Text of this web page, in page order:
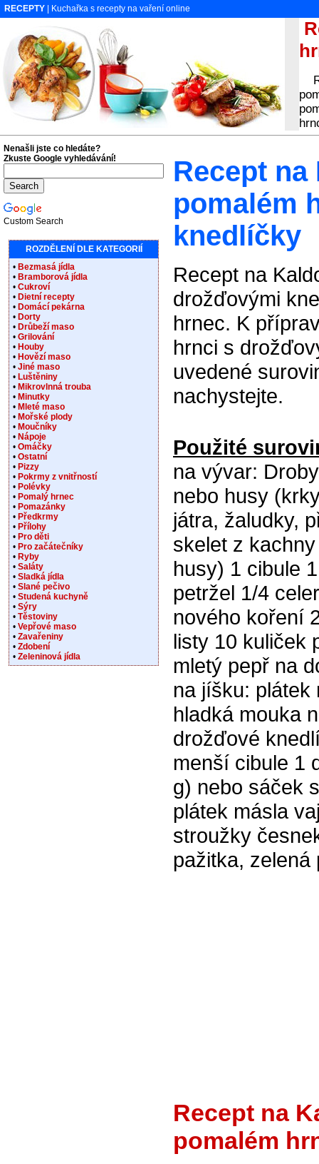
RECEPTY | Kuchařka s recepty na vaření online
Recept
pomalém
knedlíčky
Recept na
drožďovými
hrnec. K
hrnci s
uvedené
nachystejte.
Použité
na vývar:
nebo husy
játra, žaludky,
skelet z
husy) 1 cibule
petržel 1/4
nového koření
listy 10 kuliček
mletý pepř na
na jíšku: plátek
hladká mouka
drožďové
menší cibule 1
g) nebo sáček
plátek másla
stroužky
pažitka, zelená
Recept na
pomalém
Nenašli jste co hledáte?
Zkuste Google vyhledávání!
Custom Search
ROZDĚLENÍ DLE KATEGORIÍ
• Bezmasá jídla
• Bramborová jídla
• Cukroví
• Dietní recepty
• Domácí pekárna
• Dorty
• Drůbeží maso
• Grilování
• Houby
• Hovězí maso
• Jiné maso
• Luštěniny
• Mikrovlnná trouba
• Minutky
• Mleté maso
• Mořské plody
• Moučníky
• Nápoje
• Omáčky
• Ostatní
• Pizzy
• Pokrmy z vnitřností
• Polévky
• Pomalý hrnec
• Pomazánky
• Předkrmy
• Přílohy
• Pro děti
• Pro začátečníky
• Ryby
• Saláty
• Sladká jídla
• Slané pečivo
• Studená kuchyně
• Sýry
• Těstoviny
• Vepřové maso
• Zavařeniny
• Zdobení
• Zeleninová jídla